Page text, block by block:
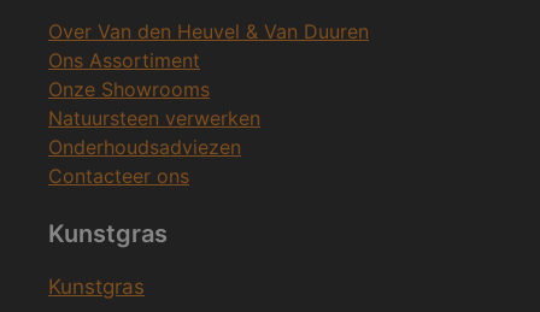
Over Van den Heuvel & Van Duuren
Ons Assortiment
Onze Showrooms
Natuursteen verwerken
Onderhoudsadviezen
Contacteer ons
Kunstgras
Kunstgras